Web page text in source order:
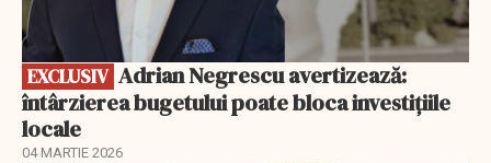
EXCLUSIV
întârzierea bugetului poate bloca investițiile
locale
04 MARTIE 2026